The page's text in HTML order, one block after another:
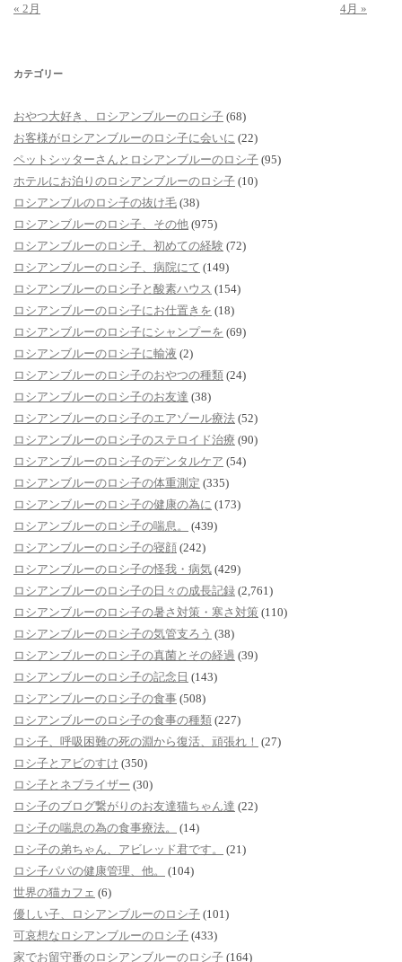
« 2月
4月 »
カテゴリー
おやつ大好き、ロシアンブルーのロシ子 (68)
お客様がロシアンブルーのロシ子に会いに (22)
ペットシッターさんとロシアンブルーのロシ子 (95)
ホテルにお泊りのロシアンブルーのロシ子 (10)
ロシアンブルのロシ子の抜け毛 (38)
ロシアンブルーのロシ子、その他 (975)
ロシアンブルーのロシ子、初めての経験 (72)
ロシアンブルーのロシ子、病院にて (149)
ロシアンブルーのロシ子と酸素ハウス (154)
ロシアンブルーのロシ子にお仕置きを (18)
ロシアンブルーのロシ子にシャンプーを (69)
ロシアンブルーのロシ子に輸液 (2)
ロシアンブルーのロシ子のおやつの種類 (24)
ロシアンブルーのロシ子のお友達 (38)
ロシアンブルーのロシ子のエアゾール療法 (52)
ロシアンブルーのロシ子のステロイド治療 (90)
ロシアンブルーのロシ子のデンタルケア (54)
ロシアンブルーのロシ子の体重測定 (335)
ロシアンブルーのロシ子の健康の為に (173)
ロシアンブルーのロシ子の喘息。
(439)
ロシアンブルーのロシ子の寝顔 (242)
ロシアンブルーのロシ子の怪我・病気 (429)
ロシアンブルーのロシ子の日々の成長記録 (2,761)
ロシアンブルーのロシ子の暑さ対策・寒さ対策 (110)
ロシアンブルーのロシ子の気管支ろう (38)
ロシアンブルーのロシ子の真菌とその経過 (39)
ロシアンブルーのロシ子の記念日 (143)
ロシアンブルーのロシ子の食事 (508)
ロシアンブルーのロシ子の食事の種類 (227)
ロシ子、呼吸困難の死の淵から復活、頑張れ！ (27)
ロシ子とアビのすけ (350)
ロシ子とネブライザー (30)
ロシ子のブログ繋がりのお友達猫ちゃん達 (22)
ロシ子の喘息の為の食事療法。
(14)
ロシ子の弟ちゃん、アビレッド君です。
(21)
ロシ子パパの健康管理、他。
(104)
世界の猫カフェ (6)
優しい子、ロシアンブルーのロシ子 (101)
可哀想なロシアンブルーのロシ子 (433)
家でお留守番のロシアンブルーのロシ子 (164)